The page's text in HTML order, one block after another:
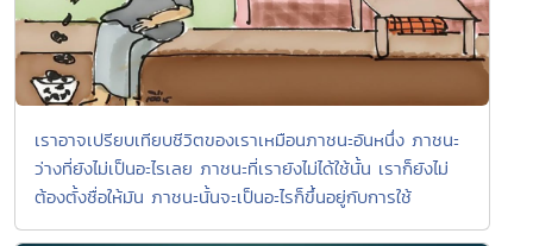
เราอาจเปรียบเทียบชีวิตของเราเหมือนภาชนะอันหนึ่ง ภาชนะ
ว่างที่ยังไม่เป็นอะไรเลย ภาชนะที่เรายังไม่ได้ใช้นั้น เราก็ยังไม่
ต้องตั้งชื่อให้มัน ภาชนะนั้นจะเป็นอะไรก็ขึ้นอยู่กับการใช้